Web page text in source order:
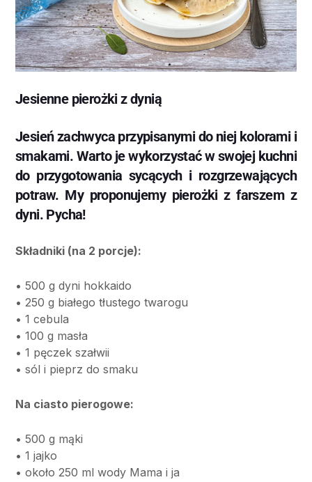
Jesienne pierożki z dynią
Jesień zachwyca przypisanymi do niej kolorami i
smakami. Warto je wykorzystać w swojej kuchni
do przygotowania sycących i rozgrzewających
potraw. My proponujemy pierożki z farszem z
dyni. Pycha!
Składniki (na 2 porcje):
• 500 g dyni hokkaido
• 250 g białego tłustego twarogu
• 1 cebula
• 100 g masła
• 1 pęczek szałwii
• sól i pieprz do smaku
Na ciasto pierogowe:
• 500 g mąki
• 1 jajko
• około 250 ml wody Mama i ja